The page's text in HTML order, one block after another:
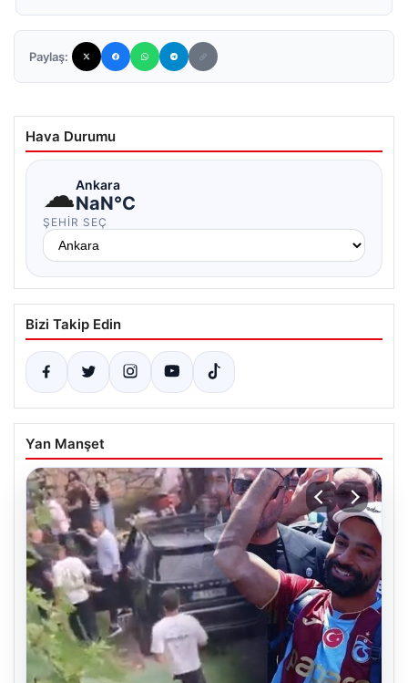
Paylaş:
Hava Durumu
☁Ankara
NaN°C
ŞEHIR SEÇ
Bizi Takip Edin
Yan Manşet